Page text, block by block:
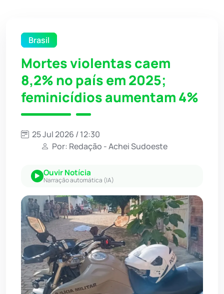
Brasil
Mortes violentas caem
8,2% no país em 2025;
feminicídios aumentam 4%
25 Jul 2026 / 12:30
Por: Redação - Achei Sudoeste
Ouvir Notícia
Narração automática (IA)